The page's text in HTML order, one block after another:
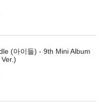
(아이들) - 9th Mini Album